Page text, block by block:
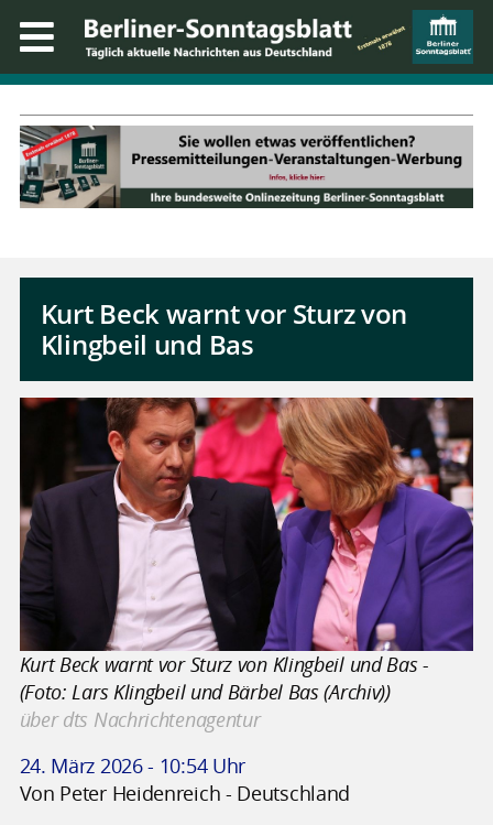
Kurt Beck warnt vor Sturz von
Klingbeil und Bas
Kurt Beck warnt vor Sturz von Klingbeil und Bas -
(Foto: Lars Klingbeil und Bärbel Bas (Archiv))
über dts Nachrichtenagentur
24. März 2026 - 10:54 Uhr
Von Peter Heidenreich - Deutschland